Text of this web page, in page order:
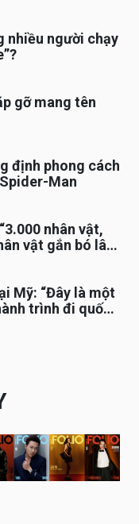
nhiều người chạy
gỡ mang tên
định phong cách
Man
nhân vật,
vật gắn bó lâu
Mỹ: “Đây là một
trình đi quốc